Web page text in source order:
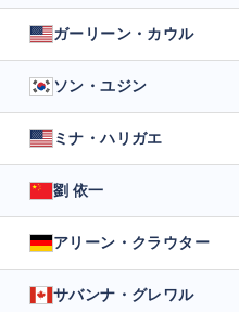
ガーリーン・カウル
ソン・ユジン
ミナ・ハリガエ
劉 依一
アリーン・クラウター
サバンナ・グレワル